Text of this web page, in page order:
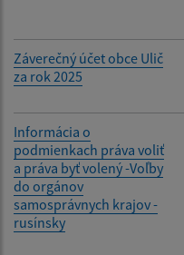
Záverečný účet obce Ulič
za rok 2025
Informácia o
podmienkach práva voliť
a práva byť volený -Voľby
do orgánov
samosprávnych krajov -
rusínsky